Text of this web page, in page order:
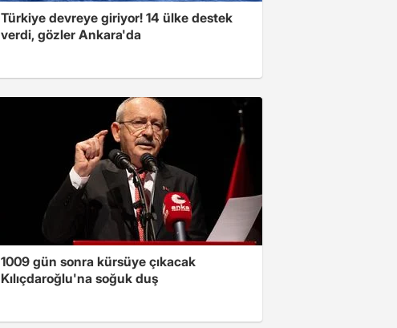
Türkiye devreye giriyor! 14 ülke destek
verdi, gözler Ankara'da
1009 gün sonra kürsüye çıkacak
Kılıçdaroğlu'na soğuk duş